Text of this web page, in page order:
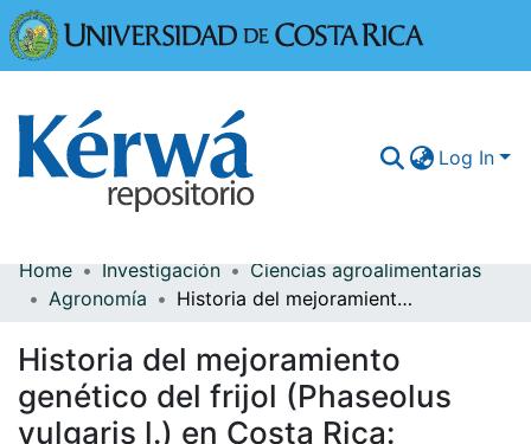
Log In
Communities & Collections
Browse Kérwá
Statistics
Home Investigación
Ciencias agroalimentarias
Agronomía
Historia del mejoramiento genético del frijol (Phaseolus vulgaris l.) en Costa Rica: instituciones-programas-variedades-personal
Historia del mejoramiento
genético del frijol (Phaseolus
vulgaris l.) en Costa Rica: